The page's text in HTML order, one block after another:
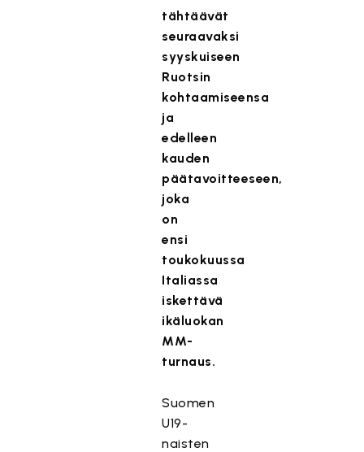
tähtäävät
seuraavaksi
syyskuiseen
Ruotsin
kohtaamiseensa
ja
edelleen
kauden
päätavoitteeseen,
joka
on
ensi
toukokuussa
Italiassa
iskettävä
ikäluokan
MM-
turnaus.
Suomen
U19-
naisten